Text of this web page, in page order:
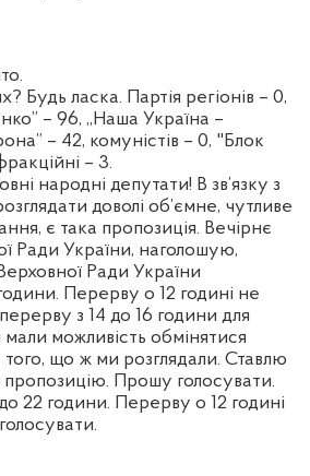
Будь ласка. Партія регіонів – 0,
– 96, „Наша Україна –
– 42, комуністів – 0, "Блок
– 3.
народні депутати! В зв’язку з
доволі об’ємне, чутливе
є така пропозиція. Вечірнє
Ради України, наголошую,
Ради України
Перерву о 12 годині не
з 14 до 16 години для
можливість обмінятися
що ж ми розглядали. Ставлю
Прошу голосувати.
22 години. Перерву о 12 годині